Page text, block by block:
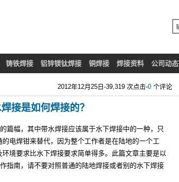
铸铁焊接 铝锌镁钛焊接 铜焊接 焊接资料 公司动态
2012年12月25日-39,319 次点击-0 个评论
接是如何焊接的？
篇幅，其中带水焊接应该属于水下焊接中的一种，只
电焊钳来替代，因为整个工作者是在陆地的一个工
境要求比水下焊接要求简单得多。此篇文章主要是以
指南，请不要对照普通的陆地焊接或者别的水下焊接